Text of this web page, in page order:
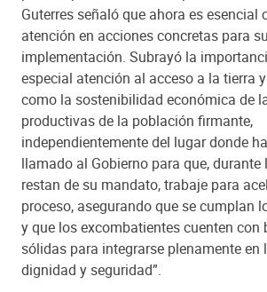
Guterres señaló que ahora es esencial
atención en acciones concretas para su
implementación. Subrayó la
especial atención al acceso a la tierra
como la sostenibilidad económica de
productivas de la población firmante,
independientemente del lugar donde
llamado al Gobierno para que, durante
restan de su mandato, trabaje para
proceso, asegurando que se cumplan
y que los excombatientes cuenten con
sólidas para integrarse plenamente en
dignidad y seguridad”.